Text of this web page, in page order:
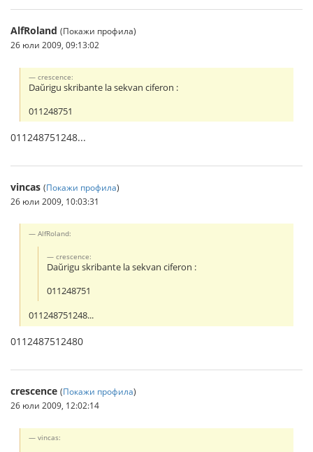
AlfRoland (Покажи профила)
26 юли 2009, 09:13:02
crescence:
Daŭrigu skribante la sekvan ciferon :
011248751
011248751248...
vincas (Покажи профила)
26 юли 2009, 10:03:31
AlfRoland:
crescence:
Daŭrigu skribante la sekvan ciferon :
011248751
011248751248...
0112487512480
crescence (Покажи профила)
26 юли 2009, 12:02:14
vincas: